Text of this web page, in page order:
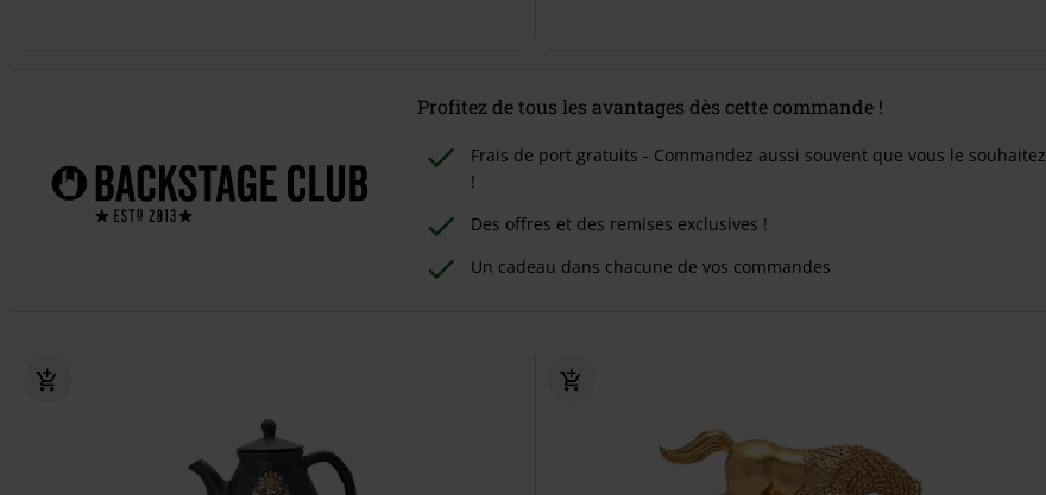
Profitez de tous les avantages dès cette commande !
Frais de port gratuits - Commandez aussi souvent que vous le souhaitez
!
Des offres et des remises exclusives !
Un cadeau dans chacune de vos commandes